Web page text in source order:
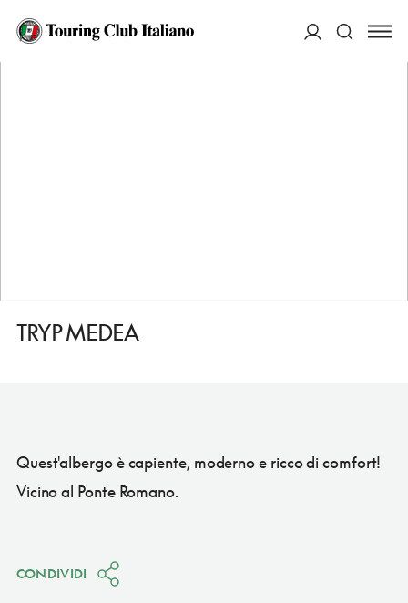
HOME
TRYP MEDEA
Quest'albergo è capiente, moderno e ricco di comfort!
Vicino al Ponte Romano.
CONDIVIDI